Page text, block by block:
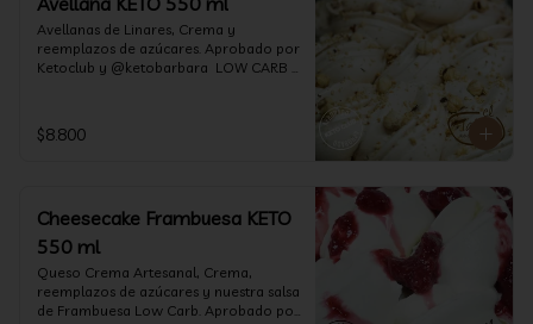
Avellanas de Linares, Crema y
reemplazos de azúcares. Aprobado por
Ketoclub y @ketobarbara  LOW CARB
$8.800
Cheesecake Frambuesa KETO
550 ml
Queso Crema Artesanal, Crema,
reemplazos de azúcares y nuestra salsa
de Frambuesa Low Carb. Aprobado por